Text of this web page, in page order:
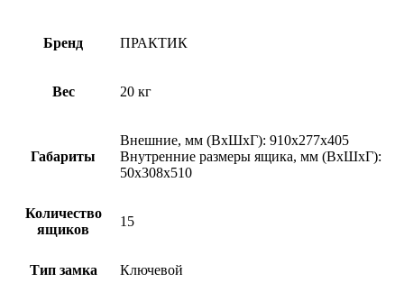
Бренд ПРАКТИК
Вес 20 кг
Габариты
Внешние, мм (ВхШхГ): 910x277x405
Внутренние размеры ящика, мм (ВхШхГ):
50x308x510
Количество
ящиков
15
Тип замка Ключевой